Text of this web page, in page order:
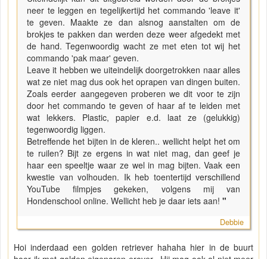
neer te leggen en tegelijkertijd het commando 'leave it'
te geven. Maakte ze dan alsnog aanstalten om de
brokjes te pakken dan werden deze weer afgedekt met
de hand. Tegenwoordig wacht ze met eten tot wij het
commando 'pak maar' geven.
Leave it hebben we uiteindelijk doorgetrokken naar alles
wat ze niet mag dus ook het oprapen van dingen buiten.
Zoals eerder aangegeven proberen we dit voor te zijn
door het commando te geven of haar af te leiden met
wat lekkers. Plastic, papier e.d. laat ze (gelukkig)
tegenwoordig liggen.
Betreffende het bijten in de kleren.. wellicht helpt het om
te ruilen? Bijt ze ergens in wat niet mag, dan geef je
haar een speeltje waar ze wel in mag bijten. Vaak een
kwestie van volhouden. Ik heb toentertijd verschillend
YouTube filmpjes gekeken, volgens mij van
Hondenschool online. Wellicht heb je daar iets aan! "
Debbie
Hoi inderdaad een golden retriever hahaha hier in de buurt